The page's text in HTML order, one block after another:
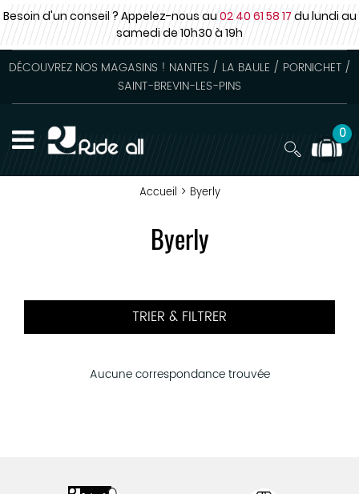
Besoin d'un conseil ? Appelez-nous au02 40 61 58 17du lundi au
samedide 10h30 à 19h
DÉCOUVREZ NOS MAGASINS ! NANTES / LA BAULE / PORNICHET /
SAINT-BREVIN-LES-PINS
0
Accueil > Byerly
Byerly
TRIER & FILTRER
Aucune correspondance trouvée